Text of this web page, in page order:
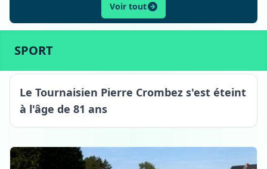
Voir tout
SPORT
Tournai
Le Tournaisien Pierre Crombez s'est éteint
à l'âge de 81 ans